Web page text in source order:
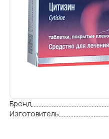
Бренд
Изготовитель